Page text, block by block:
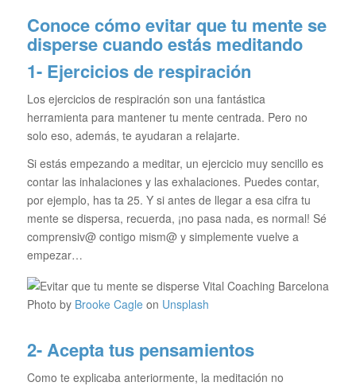
Conoce cómo evitar que tu mente se
disperse cuando estás meditando
1- Ejercicios de respiración
Los ejercicios de respiración son una fantástica
herramienta para mantener tu mente centrada. Pero no
solo eso, además, te ayudaran a relajarte.
Si estás empezando a meditar, un ejercicio muy sencillo es
contar las inhalaciones y las exhalaciones. Puedes contar,
por ejemplo, has ta 25. Y si antes de llegar a esa cifra tu
mente se dispersa, recuerda, ¡no pasa nada, es normal! Sé
comprensiv@ contigo mism@ y simplemente vuelve a
empezar…
Photo by Brooke Cagleon Unsplash
2- Acepta tus pensamientos
Como te explicaba anteriormente, la meditación no